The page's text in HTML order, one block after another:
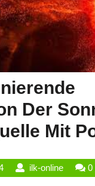
Der
Mit
11
Februar
ilk-onlineilk-
online
0